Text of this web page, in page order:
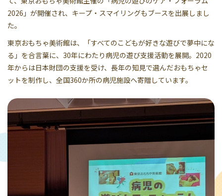
2026」が開催され、キープ・スマイリングもブースを出展しまし
た。
東京おもちゃ美術館は、「すべてのこどもが好きな遊びで夢中にな
る」を合言葉に、30年にわたり病児の遊び支援活動を展開。2020
年からは日本財団の支援を受け、長年の知見で選んだおもちゃセ
ットを制作し、全国360か所の病児施設へ寄贈しています。